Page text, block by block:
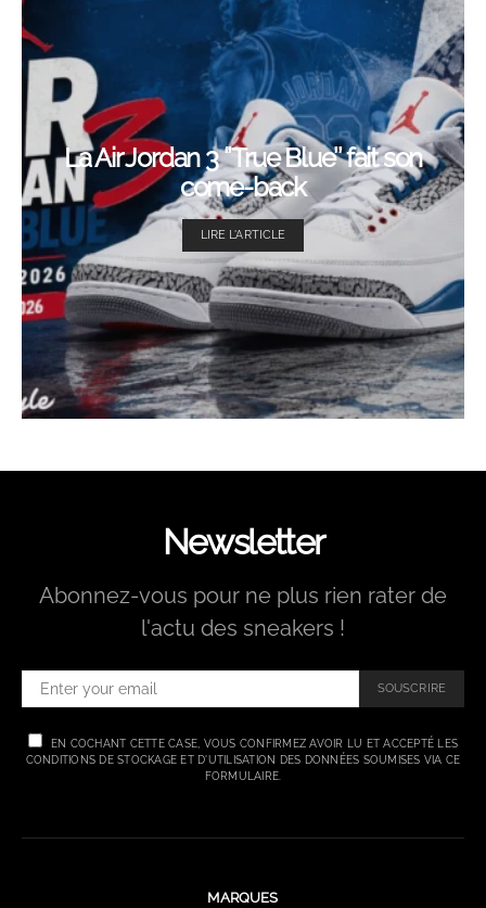
La Air Jordan 3 ‘’True Blue’’ fait son
come-back
LIRE L'ARTICLE
Newsletter
Abonnez-vous pour ne plus rien rater de
l'actu des sneakers !
SOUSCRIRE
EN COCHANT CETTE CASE, VOUS CONFIRMEZ AVOIR LU ET ACCEPTÉ LES
CONDITIONS DE STOCKAGE ET D'UTILISATION DES DONNÉES SOUMISES VIA CE
FORMULAIRE.
MARQUES